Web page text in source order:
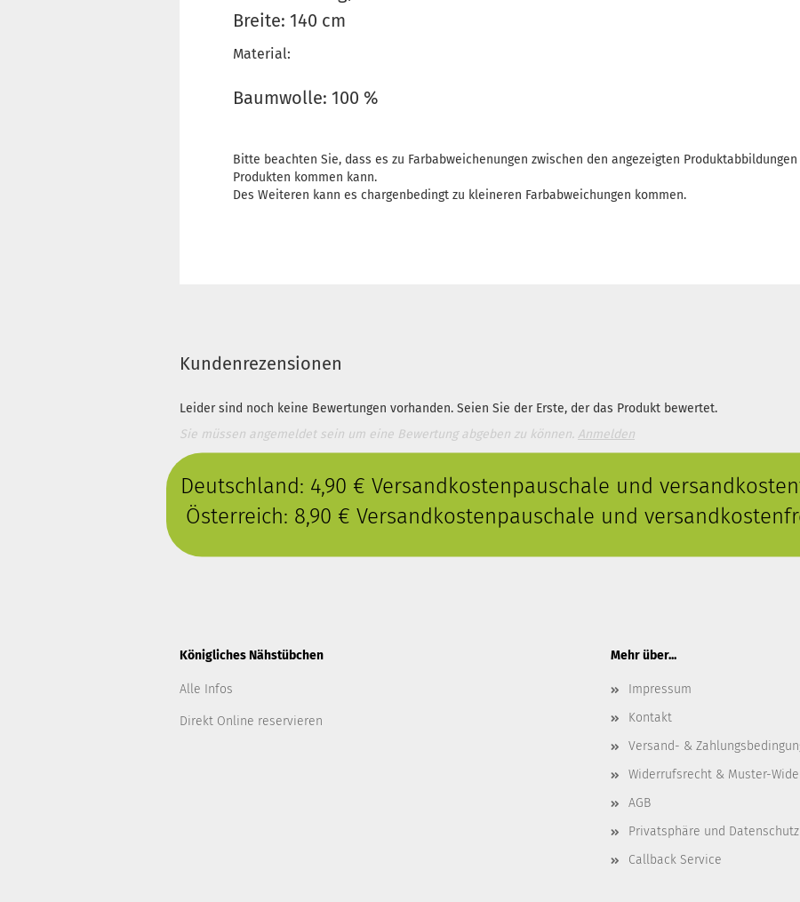
Breite: 140 cm
Material:
Baumwolle: 100 %
Bitte beachten Sie, dass es zu Farbabweichenungen zwischen den angezeigten
Produkten kommen kann.
Des Weiteren kann es chargenbedingt zu kleineren Farbabweichungen kommen.
Kundenrezensionen
Leider sind noch keine Bewertungen vorhanden. Seien Sie der Erste, der das Produkt bewertet.
Sie müssen angemeldet sein um eine Bewertung abgeben zu können. Anmelden
Deutschland: 4,90 € Versandkostenpauschale und
Österreich: 8,90 € Versandkostenpauschale und
Königliches Nähstübchen
Alle Infos
Direkt Online reservieren
Mehr über...
Impressum
Kontakt
Versand- &
Widerrufsrecht & Muster-
AGB
Privatsphäre und Datenschutz
Callback Service